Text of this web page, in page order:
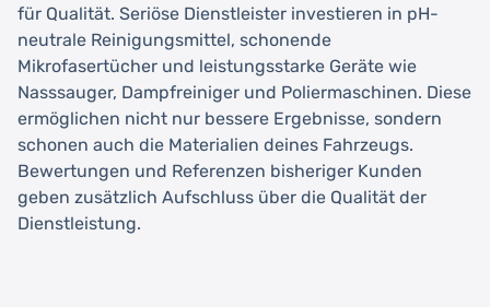
für Qualität. Seriöse Dienstleister investieren in pH-
neutrale Reinigungsmittel, schonende
Mikrofasertücher und leistungsstarke Geräte wie
Nasssauger, Dampfreiniger und Poliermaschinen. Diese
ermöglichen nicht nur bessere Ergebnisse, sondern
schonen auch die Materialien deines Fahrzeugs.
Bewertungen und Referenzen bisheriger Kunden
geben zusätzlich Aufschluss über die Qualität der
Dienstleistung.